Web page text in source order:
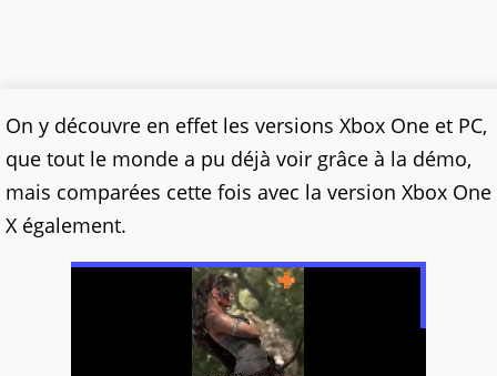
On y découvre en effet les versions Xbox One et PC,
que tout le monde a pu déjà voir grâce à la démo,
mais comparées cette fois avec la version Xbox One
X également.